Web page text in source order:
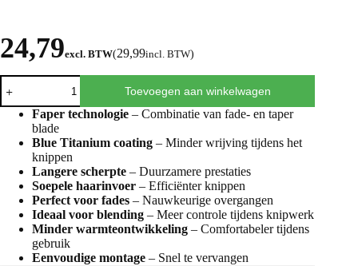
24,79excl. BTW(29,99incl. BTW)
Toevoegen aan winkelwagen
Faper technologie – Combinatie van fade- en taper
blade
Blue Titanium coating – Minder wrijving tijdens het
knippen
Langere scherpte – Duurzamere prestaties
Soepele haarinvoer – Efficiënter knippen
Perfect voor fades – Nauwkeurige overgangen
Ideaal voor blending – Meer controle tijdens knipwerk
Minder warmteontwikkeling – Comfortabeler tijdens
gebruik
Eenvoudige montage – Snel te vervangen